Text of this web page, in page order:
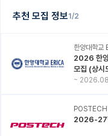
추천 모집 정보1/2
한양대학교
2026 한양
모집 (상
~
POSTECH
2026-27